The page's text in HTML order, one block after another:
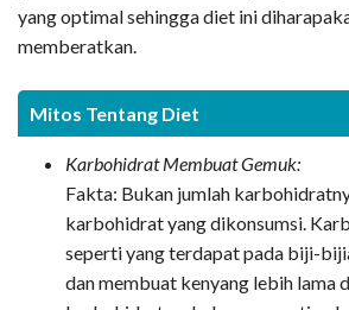
yang optimal sehingga diet ini
memberatkan.
Mitos Tentang Diet
Karbohidrat Membuat Gemuk:
Fakta: Bukan jumlah
karbohidrat yang dikonsumsi.
seperti yang terdapat pada biji-
dan membuat kenyang lebih lama